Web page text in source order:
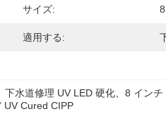
サイズ:
適用する:
水道修理 UV LED 硬化、8 イン
UV Cured CIPP